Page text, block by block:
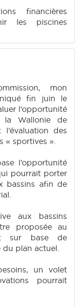
financières
les piscines
mon
fin juin le
l’opportunité
Wallonie de
l’évaluation des
« sportives ».
l’opportunité
pourrait porter
bassins afin de
aux bassins
proposée au
sur base de
du plan actuel.
un volet
pourrait